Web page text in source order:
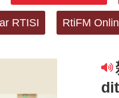
RTISI RtiFM